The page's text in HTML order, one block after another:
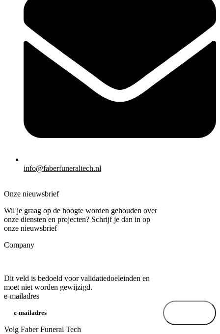
info@faberfuneraltech.nl
Onze nieuwsbrief
Wil je graag op de hoogte worden gehouden over
onze diensten en projecten? Schrijf je dan in op
onze nieuwsbrief
Company
Dit veld is bedoeld voor validatiedoeleinden en
moet niet worden gewijzigd.
e-mailadres
Volg Faber Funeral Tech